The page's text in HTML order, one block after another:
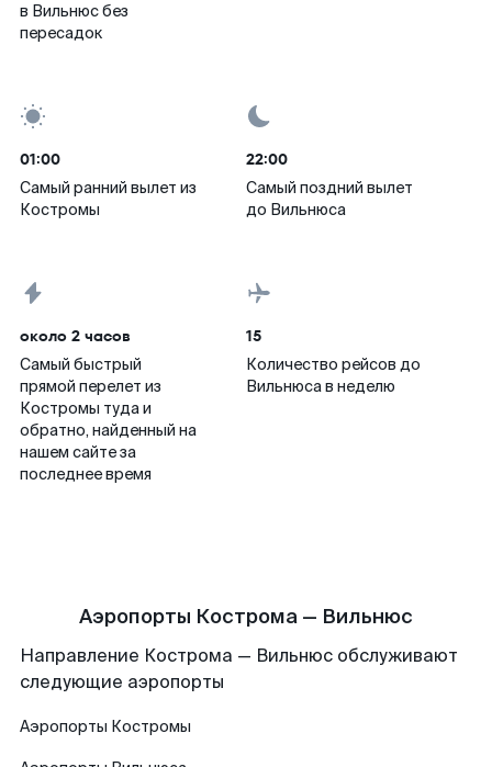
в Вильнюс без
пересадок
01:00
Самый ранний вылет из
Костромы
22:00
Самый поздний вылет
до Вильнюса
около 2 часов
Самый быстрый
прямой перелет из
Костромы туда и
обратно, найденный на
нашем сайте за
последнее время
15
Количество рейсов до
Вильнюса в неделю
Аэропорты Кострома — Вильнюс
Направление Кострома — Вильнюс обслуживают
следующие аэропорты
Аэропорты Костромы